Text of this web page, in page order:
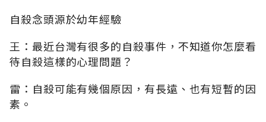
自殺念頭源於幼年經驗
王：最近台灣有很多的自殺事件，不知道你怎麼看
待自殺這樣的心理問題？
雷：自殺可能有幾個原因，有長遠、也有短暫的因
素。